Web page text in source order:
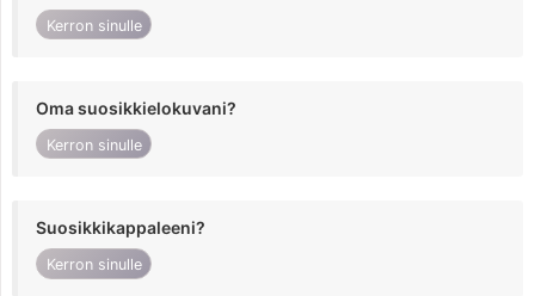
Kerron sinulle
Oma suosikkielokuvani?
Kerron sinulle
Suosikkikappaleeni?
Kerron sinulle